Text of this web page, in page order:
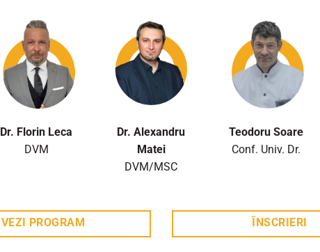
Dr. Florin Leca
DVM
Dr. Alexandru
Matei
DVM/MSC
Teodoru Soare
Conf. Univ. Dr.
VEZI PROGRAM ÎNSCRIERI